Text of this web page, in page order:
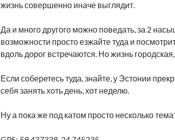
жизнь совершенно иначе выглядит.
Да и много другого можно поведать, за 2
возможности просто езжайте туда и
вдоль дорог встречаются. Но жизнь
Если соберетесь туда, знайте, у Эстонии
себя занять хоть день, хот неделю.
Ну а пока же под катом просто несколько